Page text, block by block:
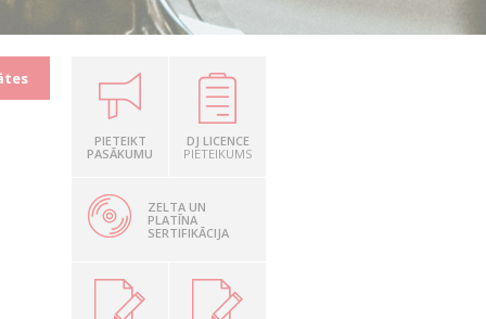
PIETEIKT
PASĀKUMU
DJ LICENCE
PIETEIKUMS
ZELTA UN
PLATĪNA
SERTIFIKĀCIJA